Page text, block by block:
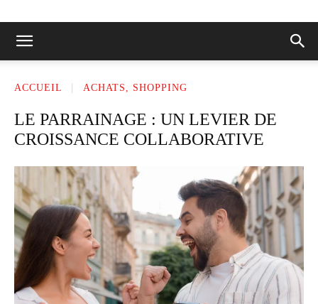
ACCUEIL ACHATS, SHOPPING
LE PARRAINAGE : UN LEVIER DE
CROISSANCE COLLABORATIVE